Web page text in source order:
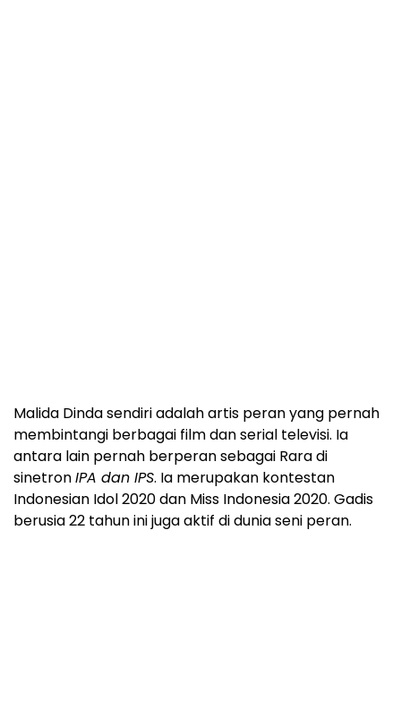
Malida Dinda sendiri adalah artis peran yang pernah
membintangi berbagai film dan serial televisi. Ia
antara lain pernah berperan sebagai Rara di
sinetronIPA dan IPS. Ia merupakan kontestan
Indonesian Idol 2020 dan Miss Indonesia 2020. Gadis
berusia 22 tahun ini juga aktif di dunia seni peran.